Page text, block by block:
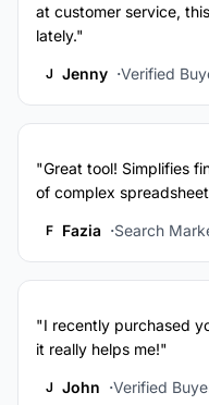
at customer service,
lately."
J Jenny Verified
"Great tool! Simplifies
of complex
F Fazia Search
"I recently purchased
it really helps me!"
J John Verified